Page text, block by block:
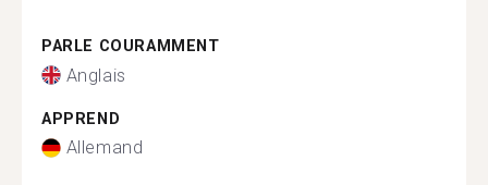
PARLE COURAMMENT
Anglais
APPREND
Allemand